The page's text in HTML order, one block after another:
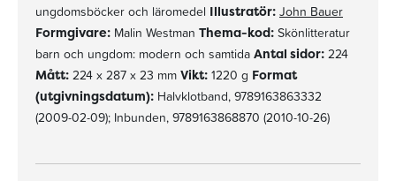
ungdomsböcker och läromedel Illustratör: John Bauer
Formgivare: Malin Westman Thema-kod: Skönlitteratur
barn och ungdom: modern och samtida Antal sidor: 224
Mått: 224 x 287 x 23 mm Vikt: 1220 g Format
(utgivningsdatum): Halvklotband, 9789163863332
(2009-02-09); Inbunden, 9789163868870 (2010-10-26)